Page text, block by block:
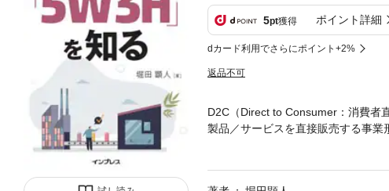
5pt獲得 ポイント詳細
dカード利用でさらにポイント+2%
返品不可
D2C（Direct to Consumer：消費者
製品／サービスを直接販売する事業
には、商品開発から自社流通、販